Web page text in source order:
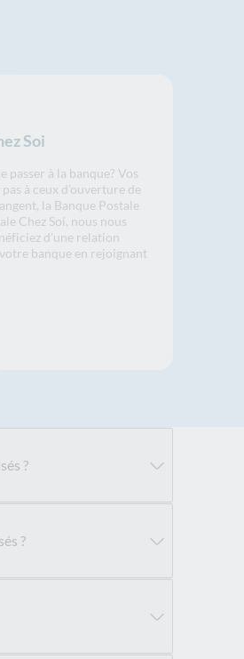
Soi
passer à la banque? Vos
à ceux d’ouverture de
la Banque Postale
Chez Soi, nous nous
d'une relation
banque en rejoignant
?
?